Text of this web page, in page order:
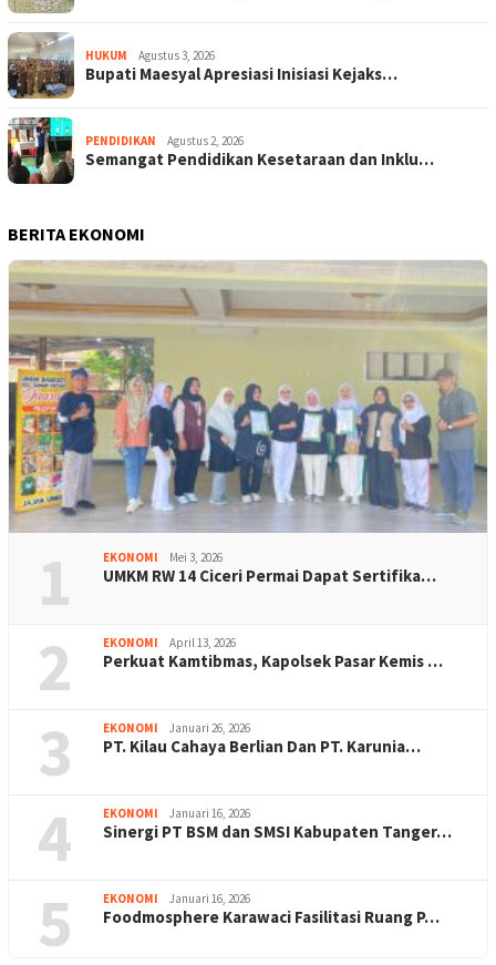
HUKUM Agustus 3, 2026
Bupati Maesyal Apresiasi Inisiasi Kejaks…
PENDIDIKAN Agustus 2, 2026
Semangat Pendidikan Kesetaraan dan Inklu…
BERITA EKONOMI
1 EKONOMI Mei 3, 2026
UMKM RW 14 Ciceri Permai Dapat Sertifika…
2 EKONOMI April 13, 2026
Perkuat Kamtibmas, Kapolsek Pasar Kemis …
3 EKONOMI Januari 26, 2026
PT. Kilau Cahaya Berlian Dan PT. Karunia…
4 EKONOMI Januari 16, 2026
Sinergi PT BSM dan SMSI Kabupaten Tanger…
5 EKONOMI Januari 16, 2026
Foodmosphere Karawaci Fasilitasi Ruang P…